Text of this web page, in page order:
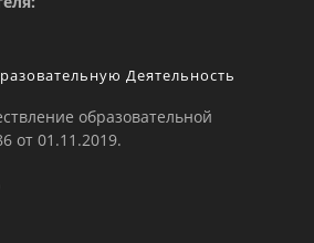
Деятельность
образовательной
от 01.11.2019.